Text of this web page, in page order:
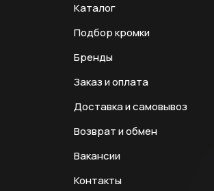
Каталог
Подбор кромки
Бренды
Заказ и оплата
Доставка и самовывоз
Возврат и обмен
Вакансии
Контакты